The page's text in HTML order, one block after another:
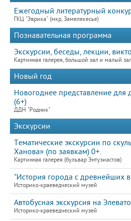
Ежегодный литературный
ГКЦ "Эврика" (мкр, Замелекесье)
Познавательная программа
Экскурсии, беседы, лекции,
Картинная галерея, большой зал и малый зал
Новый год
Новогоднее представление для
(6+)
ДДН "Родник"
Экскурсии
Тематические экскурсии по
Ханова» (по заявкам) 0+.
Картинная галерея (бульвар Энтузиастов)
"История города с древнейших
Историко-краеведческий музей
Автобусная экскурсия на
Историко-краеведческий музей